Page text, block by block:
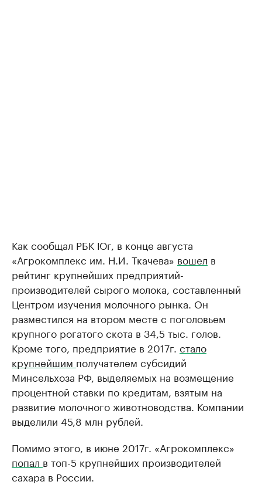
Как сообщал РБК Юг, в конце августа
«Агрокомплекс им. Н.И. Ткачева» вошел в
рейтинг крупнейших предприятий-
производителей сырого молока, составленный
Центром изучения молочного рынка. Он
разместился на втором месте с поголовьем
крупного рогатого скота в 34,5 тыс. голов.
Кроме того, предприятие в 2017г. стало
крупнейшим получателем субсидий
Минсельхоза РФ, выделяемых на возмещение
процентной ставки по кредитам, взятым на
развитие молочного животноводства. Компании
выделили 45,8 млн рублей.
Помимо этого, в июне 2017г. «Агрокомплекс»
попал в топ-5 крупнейших производителей
сахара в России.